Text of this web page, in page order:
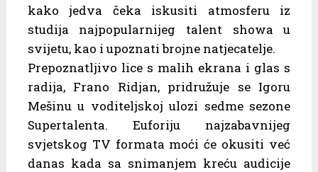
kako jedva čeka iskusiti atmosferu iz
studija najpopularnijeg talent showa u
svijetu, kao i upoznati brojne natjecatelje.
Prepoznatljivo lice s malih ekrana i glas s
radija, Frano Ridjan, pridružuje se Igoru
Mešinu u voditeljskoj ulozi sedme sezone
Supertalenta. Euforiju najzabavnijeg
svjetskog TV formata moći će okusiti već
danas kada sa snimanjem kreću audicije